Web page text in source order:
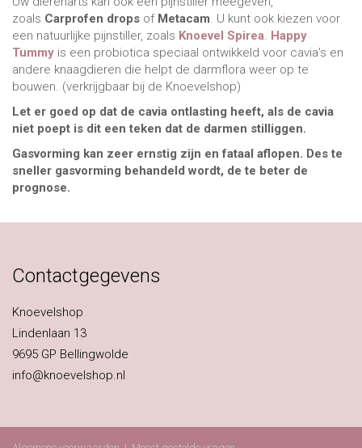
zoals Carprofen drops of Metacam. U kunt ook kiezen voor
een natuurlijke pijnstiller, zoals Knoevel Spirea. Happy
Tummy is een probiotica speciaal ontwikkeld voor cavia’s en
andere knaagdieren die helpt de darmflora weer op te
bouwen. (verkrijgbaar bij de Knoevelshop)
Let er goed op dat de cavia ontlasting heeft, als de cavia
niet poept is dit een teken dat de darmen stilliggen.
Gasvorming kan zeer ernstig zijn en fataal aflopen. Des te
sneller gasvorming behandeld wordt, de te beter de
prognose.
Contactgegevens
Knoevelshop
Lindenlaan 13
9695 GP Bellingwolde
info@knoevelshop.nl